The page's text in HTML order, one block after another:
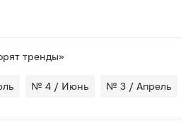
тренды»
№ 4 / Июнь № 3 / Апрель